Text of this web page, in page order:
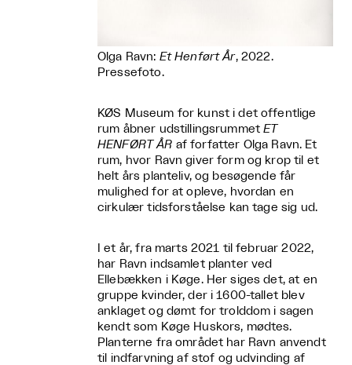
Olga Ravn: Et Henført År, 2022.
Pressefoto.
KØS Museum for kunst i det offentlige
rum åbner udstillingsrummetET
HENFØRT ÅR af forfatter Olga Ravn. Et
rum, hvor Ravn giver form og krop til et
helt års planteliv, og besøgende får
mulighed for at opleve, hvordan en
cirkulær tidsforståelse kan tage sig ud.
I et år, fra marts 2021 til februar 2022,
har Ravn indsamlet planter ved
Ellebækken i Køge. Her siges det, at en
gruppe kvinder, der i 1600-tallet blev
anklaget og dømt for trolddom i sagen
kendt som Køge Huskors, mødtes.
Planterne fra området har Ravn anvendt
til indfarvning af stof og udvinding af